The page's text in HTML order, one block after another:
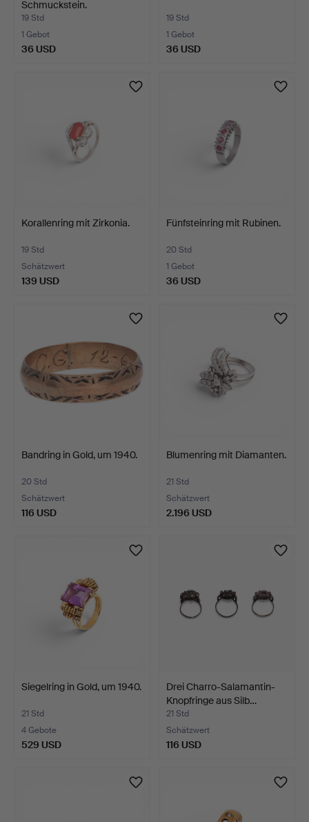
Schmuckstein.
19 Std
1 Gebot
36 USD
19 Std
1 Gebot
36 USD
Korallenring mit Zirkonia.
19 Std
Schätzwert
139 USD
Fünfsteinring mit Rubinen.
20 Std
1 Gebot
36 USD
Bandring in Gold, um 1940.
20 Std
Schätzwert
116 USD
Blumenring mit Diamanten.
21 Std
Schätzwert
2.196 USD
Siegelring in Gold, um 1940.
21 Std
4 Gebote
529 USD
Drei Charro-Salamantin-
Knopfringe aus Silb…
21 Std
Schätzwert
116 USD